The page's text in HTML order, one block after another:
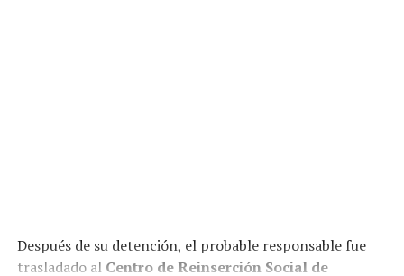
Después de su detención, el probable responsable fue
trasladado al Centro de Reinserción Social de